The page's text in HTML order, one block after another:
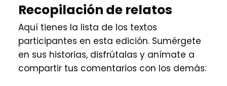
Recopilación de relatos
Aquí tienes la lista de los textos
participantes en esta edición. Sumérgete
en sus historias, disfrútalas y anímate a
compartir tus comentarios con los demás: